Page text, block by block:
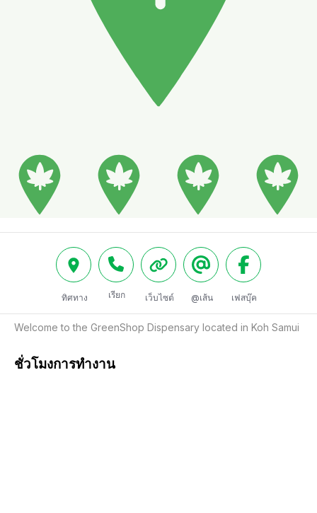
ทิศทาง เรียก เว็บไซต์ @เส้น เฟสบุ๊ค
Welcome to the GreenShop Dispensary located in Koh Samui
ชั่วโมงการทำงาน